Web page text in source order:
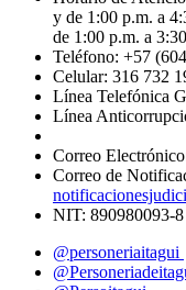
y de 1:00 p.m. a
de 1:00 p.m. a
Teléfono: +57
Celular: 316 732
Línea Telefónica
Línea
Correo
Correo de
NIT: 890980093-8
@personeriaitagui